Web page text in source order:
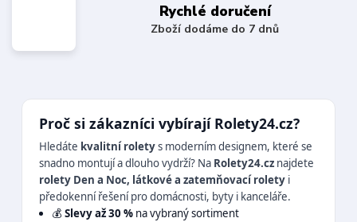
Rychlé doručení
Zboží dodáme do 7 dnů
Proč si zákazníci vybírají Rolety24.cz?
Hledáte kvalitní roletys moderním designem, které se
snadno montují a dlouho vydrží? Na Rolety24.cz najdete
rolety Den a Noc, látkové a zatemňovací rolety i
předokenní řešení pro domácnosti, byty i kanceláře.
💰 Slevy až 30 %na vybraný sortiment